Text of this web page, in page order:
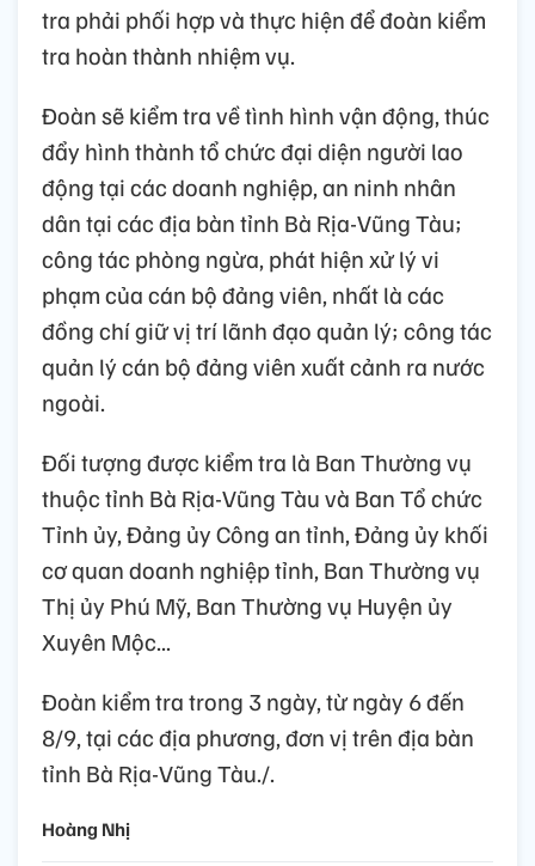
tra phải phối hợp và thực hiện để đoàn kiểm
tra hoàn thành nhiệm vụ.
Đoàn sẽ kiểm tra về tình hình vận động, thúc
đẩy hình thành tổ chức đại diện người lao
động tại các doanh nghiệp, an ninh nhân
dân tại các địa bàn tỉnh Bà Rịa-Vũng Tàu;
công tác phòng ngừa, phát hiện xử lý vi
phạm của cán bộ đảng viên, nhất là các
đồng chí giữ vị trí lãnh đạo quản lý; công tác
quản lý cán bộ đảng viên xuất cảnh ra nước
ngoài.
Đối tượng được kiểm tra là Ban Thường vụ
thuộc tỉnh Bà Rịa-Vũng Tàu và Ban Tổ chức
Tỉnh ủy, Đảng ủy Công an tỉnh, Đảng ủy khối
cơ quan doanh nghiệp tỉnh, Ban Thường vụ
Thị ủy Phú Mỹ, Ban Thường vụ Huyện ủy
Xuyên Mộc...
Đoàn kiểm tra trong 3 ngày, từ ngày 6 đến
8/9, tại các địa phương, đơn vị trên địa bàn
tỉnh Bà Rịa-Vũng Tàu./.
Hoàng Nhị